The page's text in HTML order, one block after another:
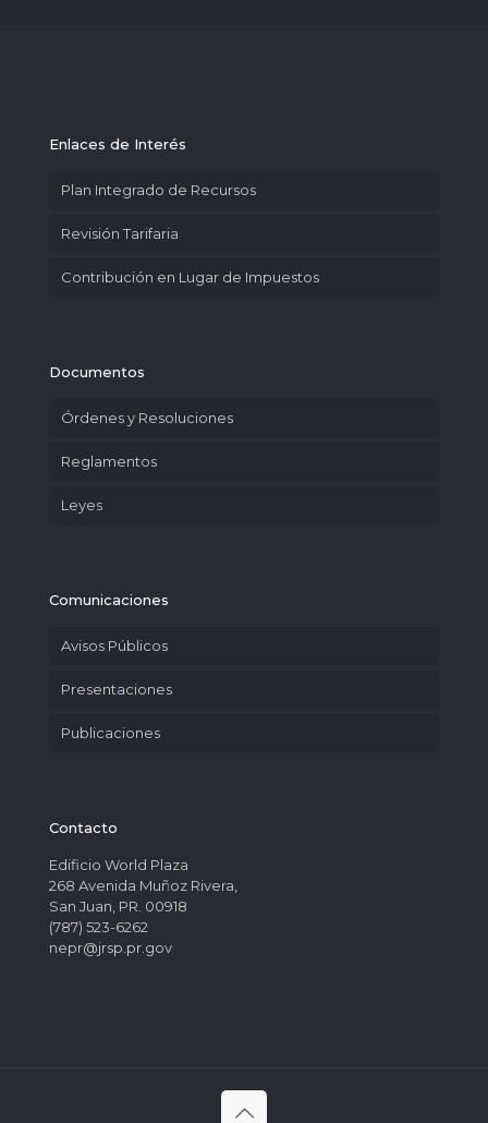
Enlaces de Interés
Plan Integrado de Recursos
Revisión Tarifaria
Contribución en Lugar de Impuestos
Documentos
Órdenes y Resoluciones
Reglamentos
Leyes
Comunicaciones
Avisos Públicos
Presentaciones
Publicaciones
Contacto
Edificio World Plaza
268 Avenida Muñoz Rivera,
San Juan, PR. 00918
(787) 523-6262
nepr@jrsp.pr.gov